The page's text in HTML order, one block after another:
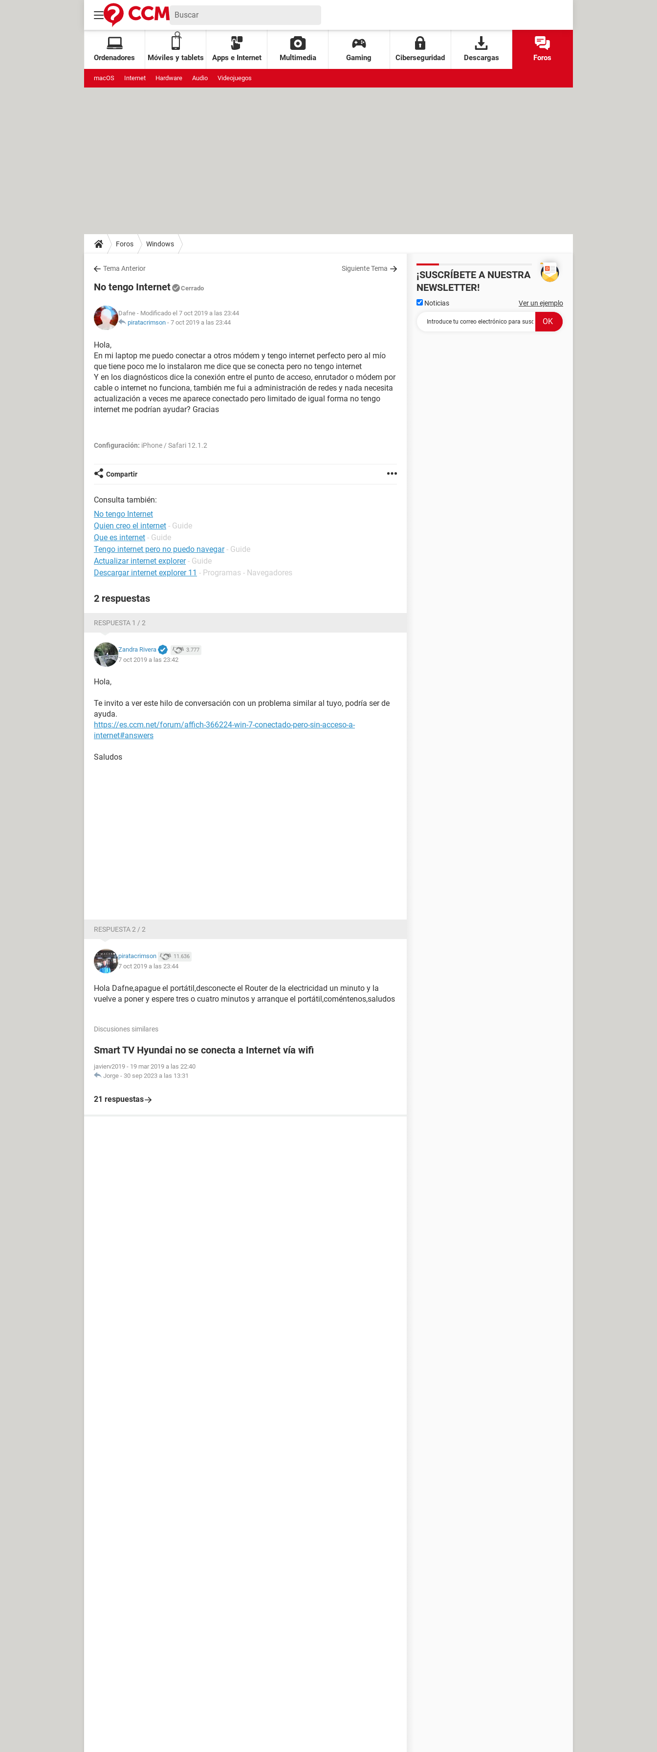
Ordenadores Móviles y tablets Apps e Internet Multimedia Gaming Ciberseguridad Descargas Foros
macOS Internet Hardware Audio Videojuegos
Foros Windows
Tema Anterior Siguiente Tema
No tengo Internet Cerrado
Dafne - Modificado el 7 oct 2019 a las 23:44
piratacrimson - 7 oct 2019 a las 23:44
Hola,
En mi laptop me puedo conectar a otros módem y tengo internet perfecto pero al mío
que tiene poco me lo instalaron me dice que se conecta pero no tengo internet
Y en los diagnósticos dice la conexión entre el punto de acceso, enrutador o módem por
cable o internet no funciona, también me fui a administración de redes y nada necesita
actualización a veces me aparece conectado pero limitado de igual forma no tengo
internet me podrían ayudar? Gracias
Configuración: iPhone / Safari 12.1.2
Compartir
Consulta también:
No tengo Internet
Quien creo el internet - Guide
Que es internet - Guide
Tengo internet pero no puedo navegar - Guide
Actualizar internet explorer - Guide
Descargar internet explorer 11 - Programas - Navegadores
2 respuestas
RESPUESTA 1 / 2
Zandra Rivera 3.777
7 oct 2019 a las 23:42
Hola,
Te invito a ver este hilo de conversación con un problema similar al tuyo, podría ser de
ayuda.
https://es.ccm.net/forum/affich-366224-win-7-conectado-pero-sin-acceso-a-
internet#answers
Saludos
RESPUESTA 2 / 2
piratacrimson 11.636
7 oct 2019 a las 23:44
Hola Dafne,apague el portátil,desconecte el Router de la electricidad un minuto y la
vuelve a poner y espere tres o cuatro minutos y arranque el portátil,coméntenos,saludos
Discusiones similares
Smart TV Hyundai no se conecta a Internet vía wifi
javierv2019 - 19 mar 2019 a las 22:40
Jorge - 30 sep 2023 a las 13:31
21 respuestas
¡SUSCRÍBETE A NUESTRA
NEWSLETTER!
Noticias Ver un ejemplo